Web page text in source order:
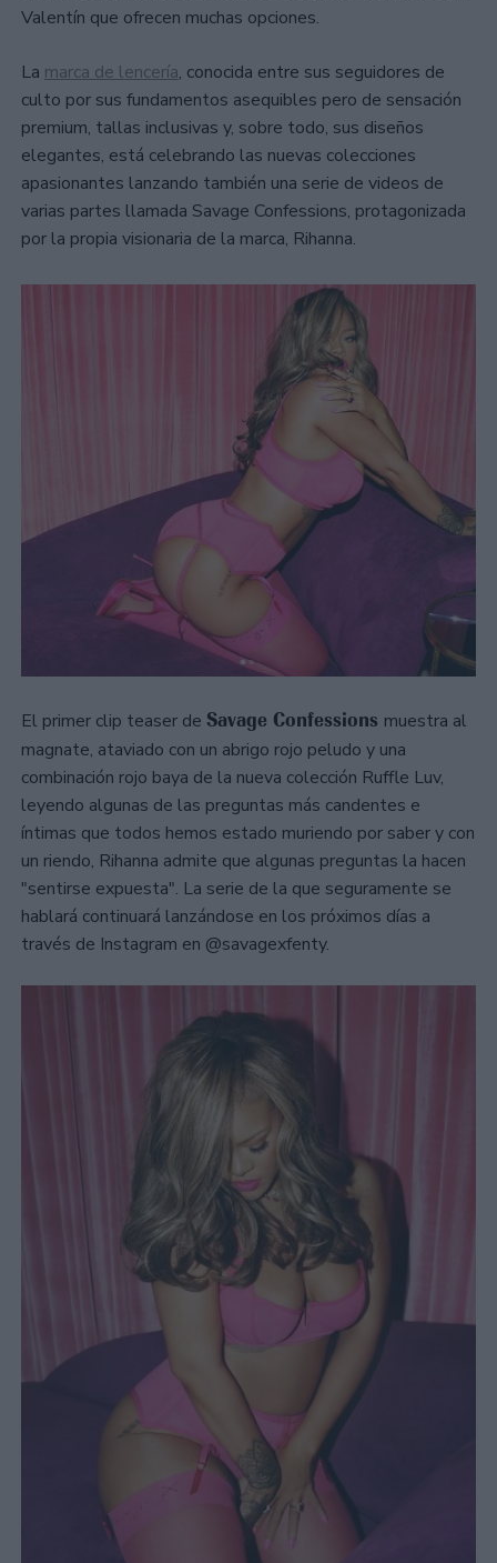
Valentín que ofrecen muchas opciones.
La marca de lencería, conocida entre sus seguidores de
culto por sus fundamentos asequibles pero de sensación
premium, tallas inclusivas y, sobre todo, sus diseños
elegantes, está celebrando las nuevas colecciones
apasionantes lanzando también una serie de videos de
varias partes llamada Savage Confessions, protagonizada
por la propia visionaria de la marca, Rihanna.
El primer clip teaser de Savage Confessions muestra al
magnate, ataviado con un abrigo rojo peludo y una
combinación rojo baya de la nueva colección Ruffle Luv,
leyendo algunas de las preguntas más candentes e
íntimas que todos hemos estado muriendo por saber y con
un riendo, Rihanna admite que algunas preguntas la hacen
"sentirse expuesta". La serie de la que seguramente se
hablará continuará lanzándose en los próximos días a
través de Instagram en @savagexfenty.